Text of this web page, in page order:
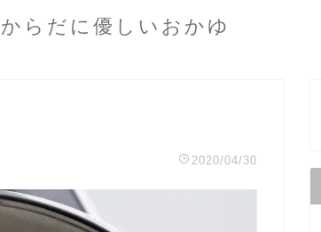
からだに優しいおかゆ
2020/04/30